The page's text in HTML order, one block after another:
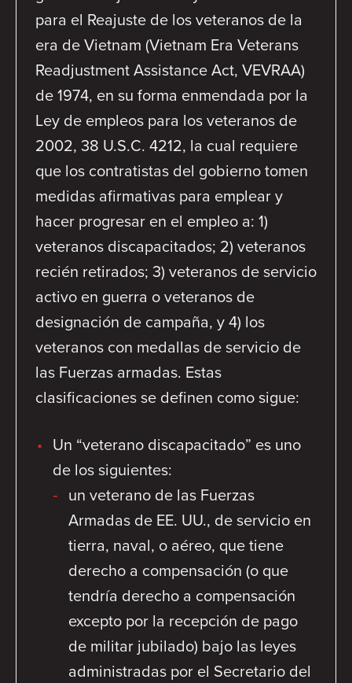
para el Reajuste de los veteranos de la
era de Vietnam (Vietnam Era Veterans
Readjustment Assistance Act, VEVRAA)
de 1974, en su forma enmendada por la
Ley de empleos para los veteranos de
2002, 38 U.S.C. 4212, la cual requiere
que los contratistas del gobierno tomen
medidas afirmativas para emplear y
hacer progresar en el empleo a: 1)
veteranos discapacitados; 2) veteranos
recién retirados; 3) veteranos de servicio
activo en guerra o veteranos de
designación de campaña, y 4) los
veteranos con medallas de servicio de
las Fuerzas armadas. Estas
clasificaciones se definen como sigue:
Un “veterano discapacitado” es uno
de los siguientes:
un veterano de las Fuerzas
Armadas de EE. UU., de servicio en
tierra, naval, o aéreo, que tiene
derecho a compensación (o que
tendría derecho a compensación
excepto por la recepción de pago
de militar jubilado) bajo las leyes
administradas por el Secretario del